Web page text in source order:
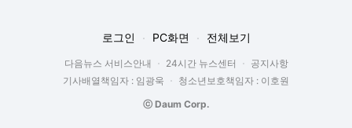
로그인 PC화면 전체보기
다음뉴스 서비스안내 24시간 뉴스센터
공지사항
기사배열책임자 : 임광욱
청소년보호책임자 : 이호원
ⓒ Daum Corp.